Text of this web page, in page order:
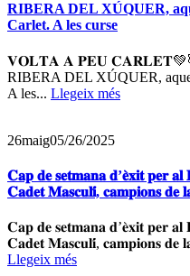
RIBERA DEL XÚQUER,
Carlet. A les curse
𝐕𝐎𝐋𝐓𝐀 𝐀 𝐏𝐄𝐔 𝐂𝐀𝐑𝐋𝐄𝐓💚🦊
RIBERA DEL XÚQUER,
A les... Llegeix més
26maig05/26/2025
𝐂𝐚𝐩 𝐝𝐞 𝐬𝐞𝐭𝐦𝐚𝐧𝐚 𝐝’𝐞̀𝐱𝐢𝐭 𝐩𝐞𝐫 𝐚𝐥
𝐂𝐚𝐝𝐞𝐭 𝐌𝐚𝐬𝐜𝐮𝐥𝐢́, 𝐜𝐚𝐦𝐩𝐢𝐨𝐧𝐬
𝐂𝐚𝐩 𝐝𝐞 𝐬𝐞𝐭𝐦𝐚𝐧𝐚 𝐝’𝐞̀𝐱𝐢𝐭 𝐩𝐞𝐫 𝐚𝐥
𝐂𝐚𝐝𝐞𝐭 𝐌𝐚𝐬𝐜𝐮𝐥𝐢́, 𝐜𝐚𝐦𝐩𝐢𝐨𝐧𝐬 𝐝𝐞
Llegeix més